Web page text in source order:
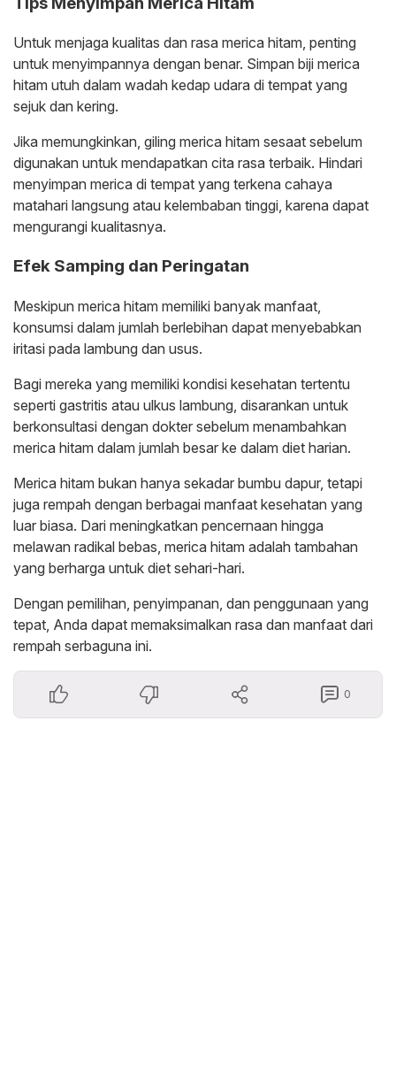
Untuk menjaga kualitas dan rasa merica hitam, penting
untuk menyimpannya dengan benar. Simpan biji merica
hitam utuh dalam wadah kedap udara di tempat yang
sejuk dan kering.
Jika memungkinkan, giling merica hitam sesaat sebelum
digunakan untuk mendapatkan cita rasa terbaik. Hindari
menyimpan merica di tempat yang terkena cahaya
matahari langsung atau kelembaban tinggi, karena dapat
mengurangi kualitasnya.
Efek Samping dan Peringatan
Meskipun merica hitam memiliki banyak manfaat,
konsumsi dalam jumlah berlebihan dapat menyebabkan
iritasi pada lambung dan usus.
Bagi mereka yang memiliki kondisi kesehatan tertentu
seperti gastritis atau ulkus lambung, disarankan untuk
berkonsultasi dengan dokter sebelum menambahkan
merica hitam dalam jumlah besar ke dalam diet harian.
Merica hitam bukan hanya sekadar bumbu dapur, tetapi
juga rempah dengan berbagai manfaat kesehatan yang
luar biasa. Dari meningkatkan pencernaan hingga
melawan radikal bebas, merica hitam adalah tambahan
yang berharga untuk diet sehari-hari.
Dengan pemilihan, penyimpanan, dan penggunaan yang
tepat, Anda dapat memaksimalkan rasa dan manfaat dari
rempah serbaguna ini.
0